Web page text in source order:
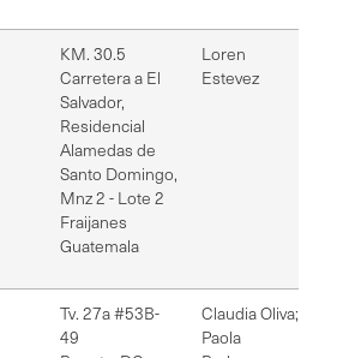
KM. 30.5
Carretera a El
Salvador,
Residencial
Alamedas de
Santo Domingo,
Mnz 2 - Lote 2
Fraijanes
Guatemala
Loren
Estevez
Tv. 27a #53B-
49
Claudia Oliva;
Paola